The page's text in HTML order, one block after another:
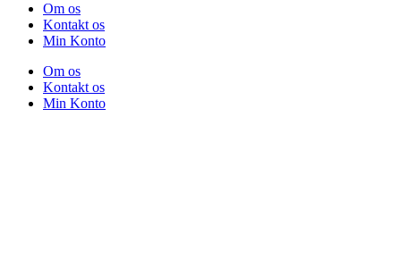
Om os
Kontakt os
Min Konto
Om os
Kontakt os
Min Konto